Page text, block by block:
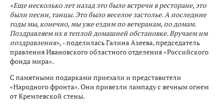
«Еще несколько лет назад это было встречи в ресторане, это
были песни, танцы. Это было веселое застолье. А последние
годы мы, конечно, мы уже ездим по ветеранам, по домам.
Поздравляем их в теплой домашней обстановке. Вручаем им
поздравления», - поделилась Галина Азеева, председатель
правления Ивановского областного отделения «Российского
фонда мира».
С памятными подарками приехали и представители
«Народного фронта». Они привезли лампаду с вечным огнем
от Кремлевской стены.